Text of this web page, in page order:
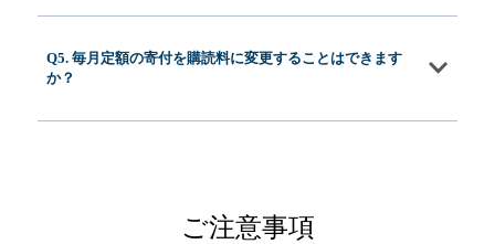
Q5. 毎月定額の寄付を購読料に変更することはできます
か？
ご注意事項